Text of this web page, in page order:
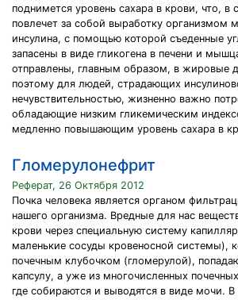
поднимется уровень сахара в крови, что, в
повлечет за собой выработку организмом
инсулина, с помощью которой съеденные
запасены в виде гликогена в печени и
отправлены, главным образом, в жировые
поэтому для людей, страдающих
нечувствительностью, жизненно важно
обладающие низким гликемическим
медленно повышающим уровень сахара в
Гломерулонефрит
Реферат, 26 Октября 2012
Почка человека является органом
нашего организма. Вредные для нас
крови через специальную систему
маленькие сосуды кровеносной системы),
почечным клубочком (гломерулой),
капсулу, а уже из многочисленных
где собираются и выводятся в виде мочи. В